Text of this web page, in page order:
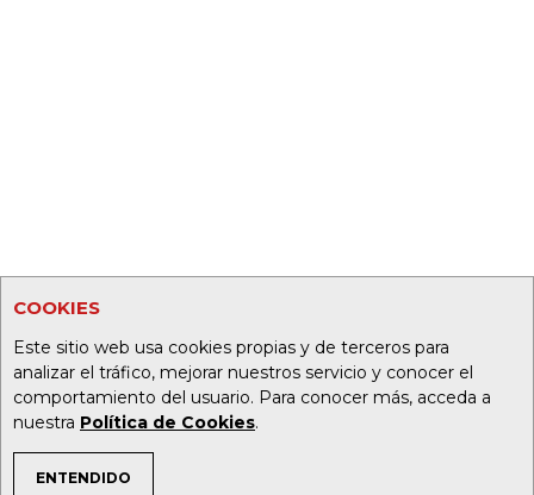
COOKIES
Este sitio web usa cookies propias y de terceros para
analizar el tráfico, mejorar nuestros servicio y conocer el
comportamiento del usuario. Para conocer más, acceda a
nuestra Política de Cookies.
ENTENDIDO